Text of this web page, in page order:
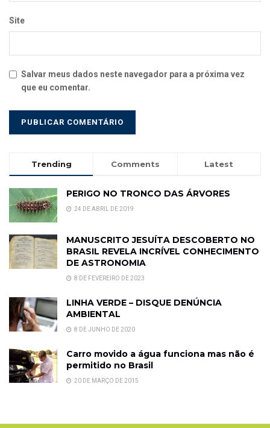
Site
Salvar meus dados neste navegador para a próxima vez
que eu comentar.
Trending Comments Latest
PERIGO NO TRONCO DAS ÁRVORES
24 DE ABRIL DE 2019
MANUSCRITO JESUÍTA DESCOBERTO NO
BRASIL REVELA INCRÍVEL CONHECIMENTO
DE ASTRONOMIA
8 DE FEVEREIRO DE 2023
LINHA VERDE – DISQUE DENÚNCIA
AMBIENTAL
8 DE JUNHO DE 2020
Carro movido a água funciona mas não é
permitido no Brasil
20 DE MARÇO DE 2015